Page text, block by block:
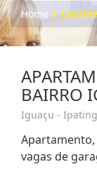
Home
BAIRRO
Iguaçu -
vagas de